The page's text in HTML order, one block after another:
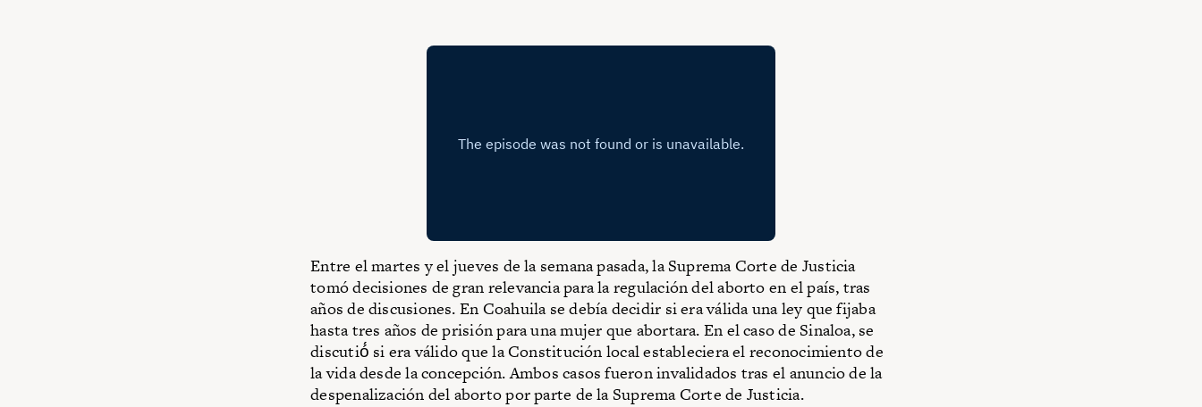
Entre el martes y el jueves de la semana pasada, la Suprema Corte de Justicia
tomó decisiones de gran relevancia para la regulación del aborto en el país, tras
años de discusiones. En Coahuila se debía decidir si era válida una ley que fijaba
hasta tres años de prisión para una mujer que abortara. En el caso de Sinaloa, se
discutió́ si era válido que la Constitución local estableciera el reconocimiento de
la vida desde la concepción. Ambos casos fueron invalidados tras el anuncio de la
despenalización del aborto por parte de la Suprema Corte de Justicia.